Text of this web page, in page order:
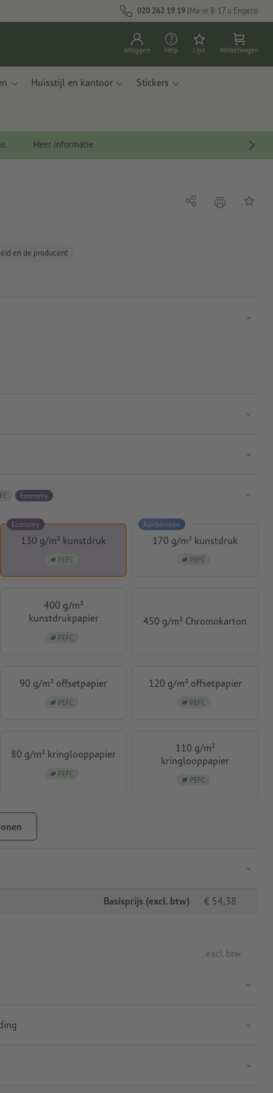
020 262 19 19 (Ma-vr 8-17 u Engels)
Inloggen Help Lijst Winkelwagen
Huisstijl en kantoor Stickers
Meer informatie
en de producent
Delen afdrukkenOp de
Economy
130 g/m² kunstdruk
PEFC
Economy
170 g/m² kunstdruk
PEFC
Aanbevolen
400 g/m²
kunstdrukpapier
PEFC
450 g/m² Chromokarton
90 g/m² offsetpapier
PEFC
120 g/m² offsetpapier
PEFC
80 g/m² kringlooppapier
PEFC
110 g/m²
kringlooppapier
PEFC
Basisprijs (excl. btw) € 54,38
excl. btw